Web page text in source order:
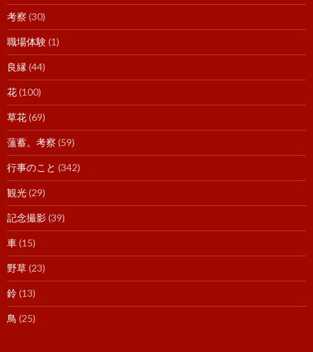
考察 (30)
職場体験(1)
良縁 (44)
花(100)
草花(69)
薀蓄。考察 (59)
行事のこと (342)
観光(29)
記念撮影(39)
車(15)
野草(23)
鈴(13)
鳥 (25)